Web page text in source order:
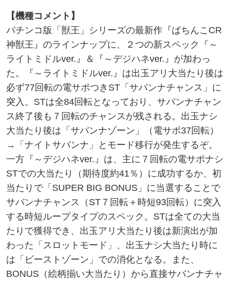
【機種コメント】
パチンコ版「獣王」シリーズの最新作『ぱちんこCR
神獣王』のラインナップに、２つの新スペック『～
ライトミドルver.』＆『～デジハネver.』が加わっ
た。『～ライトミドルver.』は出玉アリ大当たり後は
必ず77回転の電サポつきST「サバンナチャンス」に
突入。STは全84回転となっており、サバンナチャン
ス終了後も７回転のチャンスが残される。出玉ナシ
大当たり後は「サバンナゾーン」（電サポ37回転）
→「ナイトサバンナ」とモード移行が発生するぞ。
一方『～デジハネver.』は、主に７回転の電サポナシ
STでの大当たり（期待度約41％）に成功するか、初
当たりで「SUPER BIG BONUS」に当選することで
サバンナチャンス（ST７回転＋時短93回転）に突入
する時短ループタイプのスペック。STは全ての大当
たりで獲得でき、出玉アリ大当たり後は新演出が加
わった「スロットモード」、出玉ナシ大当たり時に
は「ビーストゾーン」での消化となる。また、
BONUS（絵柄揃い大当たり）から直接サバンナチャ